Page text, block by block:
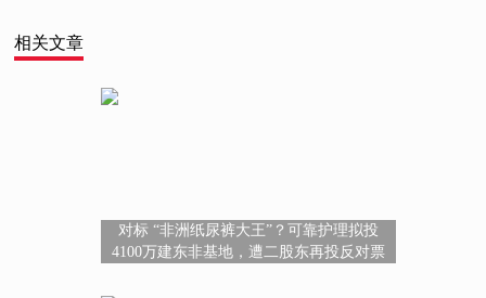
相关文章
对标 “非洲纸尿裤大王”？可靠护理拟投
4100万建东非基地，遭二股东再投反对票